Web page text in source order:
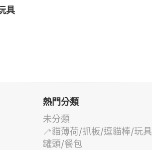
具
熱門分類
未分類
🦯貓薄荷/抓板/逗貓棒/玩具
罐頭/餐包